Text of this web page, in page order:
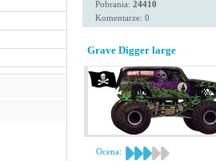
Pobrania: 24410
Komentarze: 0
Grave Digger large
Ocena: